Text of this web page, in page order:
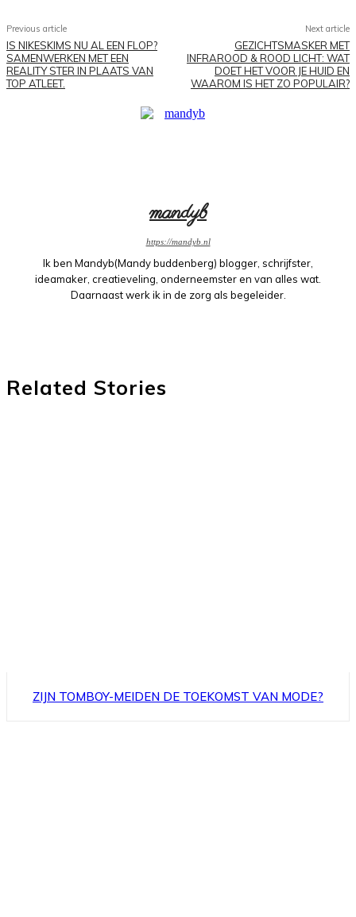
Previous article
IS NIKESKIMS NU AL EEN FLOP?
SAMENWERKEN MET EEN
REALITY STER IN PLAATS VAN
TOP ATLEET.
Next article
GEZICHTSMASKER MET
INFRAROOD & ROOD LICHT: WAT
DOET HET VOOR JE HUID EN
WAAROM IS HET ZO POPULAIR?
mandyb
https://mandyb.nl
Ik ben Mandyb(Mandy buddenberg) blogger, schrijfster,
ideamaker, creatieveling, onderneemster en van alles wat.
Daarnaast werk ik in de zorg als begeleider.
Related Stories
ZIJN TOMBOY-MEIDEN DE TOEKOMST VAN MODE?